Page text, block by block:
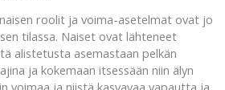
roolit ja voima-asetelmat ovat jo
tilassa. Naiset ovat lähteneet
alistetusta asemastaan pelkän
ja kokemaan itsessään niin älyn